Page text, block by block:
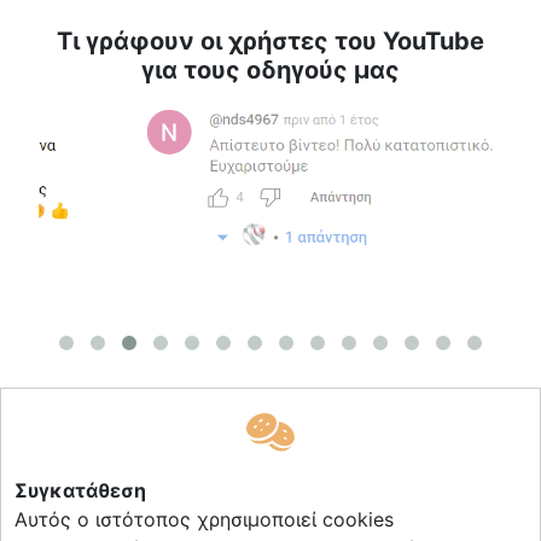
Τι γράφουν οι χρήστες του YouTube
για τους οδηγούς μας
Επικοινωνία
Συγκατάθεση
Αυτός ο ιστότοπος χρησιμοποιεί cookies